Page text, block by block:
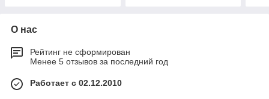
О нас
Рейтинг не сформирован
Менее 5 отзывов за последний год
Работает с 02.12.2010